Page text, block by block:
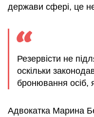
держави сфері, це
Резервісти не
оскільки
бронювання осіб,
Адвокатка Марина